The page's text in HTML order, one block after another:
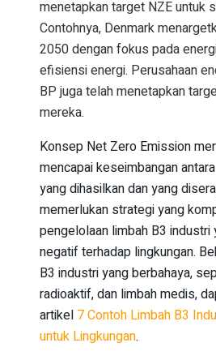
menetapkan target NZE untuk
Contohnya, Denmark
2050 dengan fokus pada
efisiensi energi. Perusahaan
BP juga telah menetapkan
mereka.
Konsep Net Zero Emission
mencapai keseimbangan
yang dihasilkan dan yang
memerlukan strategi yang
pengelolaan limbah B3
negatif terhadap lingkungan.
B3 industri yang berbahaya,
radioaktif, dan limbah medis,
artikel 7 Contoh Limbah B3
untuk Lingkungan.